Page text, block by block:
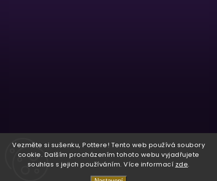
Vezměte si sušenku, Pottere! Tento web používá soubory
cookie. Dalším procházením tohoto webu vyjadřujete
souhlas s jejich používáním. Více informací zde.
Sledovat na Instagramu
Copyright 2026Wizardo. Všechna práva vyhrazena.